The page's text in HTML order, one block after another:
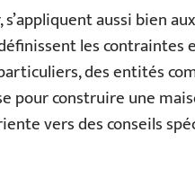
aussi bien
les contraintes
des entités
pour construire une
vers des conseils